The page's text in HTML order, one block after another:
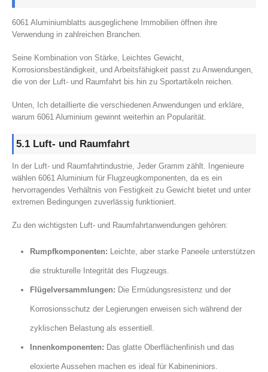
6061 Aluminiumblatts ausgeglichene Immobilien öffnen ihre
Verwendung in zahlreichen Branchen.
Seine Kombination von Stärke, Leichtes Gewicht,
Korrosionsbeständigkeit, und Arbeitsfähigkeit passt zu Anwendungen,
die von der Luft- und Raumfahrt bis hin zu Sportartikeln reichen.
Unten, Ich detaillierte die verschiedenen Anwendungen und erkläre,
warum 6061 Aluminium gewinnt weiterhin an Popularität.
5.1 Luft- und Raumfahrt
In der Luft- und Raumfahrtindustrie, Jeder Gramm zählt. Ingenieure
wählen 6061 Aluminium für Flugzeugkomponenten, da es ein
hervorragendes Verhältnis von Festigkeit zu Gewicht bietet und unter
extremen Bedingungen zuverlässig funktioniert.
Zu den wichtigsten Luft- und Raumfahrtanwendungen gehören:
Rumpfkomponenten: Leichte, aber starke Paneele unterstützen
die strukturelle Integrität des Flugzeugs.
Flügelversammlungen: Die Ermüdungsresistenz und der
Korrosionsschutz der Legierungen erweisen sich während der
zyklischen Belastung als essentiell.
Innenkomponenten: Das glatte Oberflächenfinish und das
eloxierte Aussehen machen es ideal für Kabineniniors.